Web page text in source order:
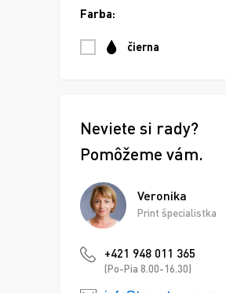
Farba:
čierna
Neviete si rady?
Pomôžeme vám.
Veronika
Print špecialistka
+421 948 011 365
(Po-Pia 8.00-16.30)